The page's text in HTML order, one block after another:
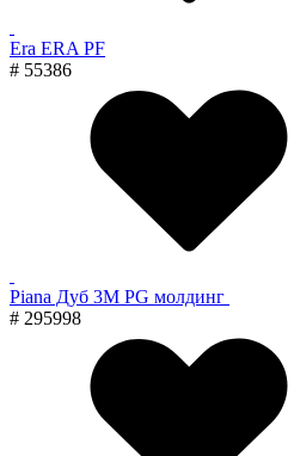
Era ERA PF
# 55386
Piana Дуб 3M PG молдинг
# 295998